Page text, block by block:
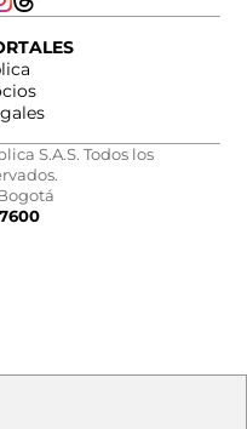
S.A.S. Todos los